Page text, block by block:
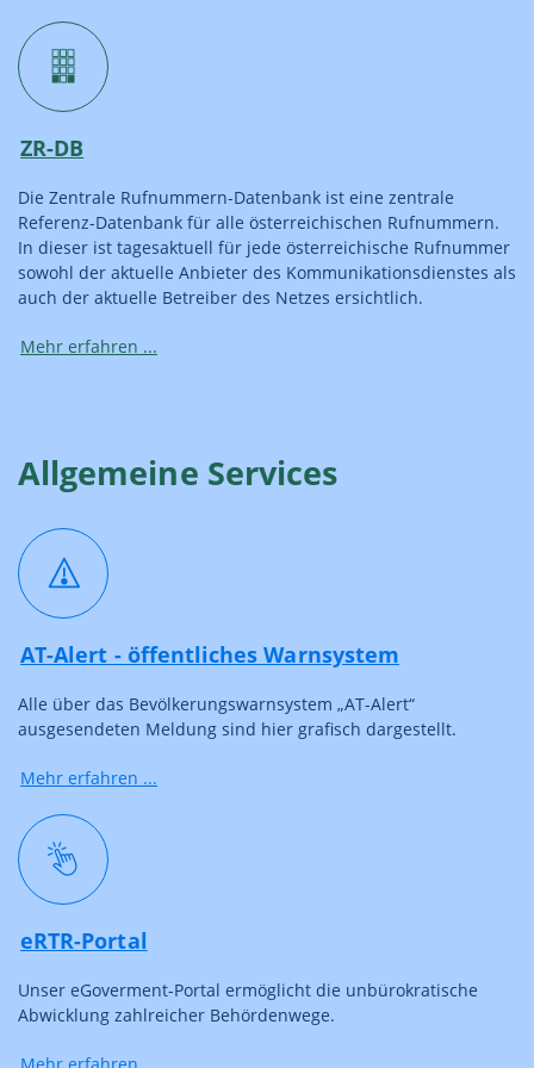
ZR-DB
Die Zentrale Rufnummern-­Datenbank ist eine zentrale
Referenz-­Datenbank für alle österreichischen Ruf­nummern.
In dieser ist tagesaktuell für jede österreichische Ruf­nummer
sowohl der aktuelle Anbieter des Kommunikations­dienstes als
auch der aktuelle Betreiber des Netzes ersichtlich.
Mehr erfahren ...
Allgemeine Services
AT-Alert - öffentliches Warnsystem
Alle über das Bevölkerungswarnsystem „AT-Alert“
ausgesendeten Meldung sind hier grafisch dargestellt.
Mehr erfahren ...
eRTR-Portal
Unser eGoverment-Portal ermöglicht die unbürokratische
Abwicklung zahlreicher Behördenwege.